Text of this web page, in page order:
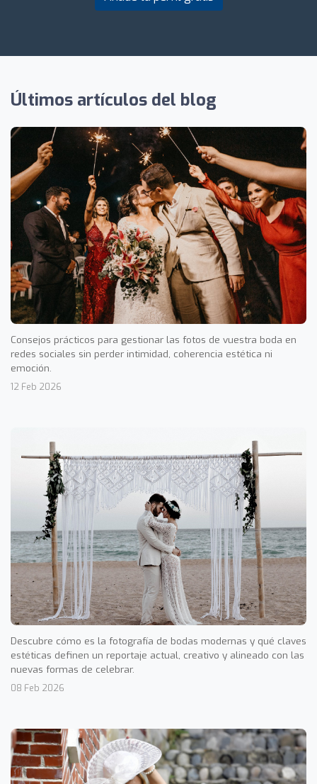
Últimos artículos del blog
Consejos prácticos para gestionar las fotos de vuestra boda en
redes sociales sin perder intimidad, coherencia estética ni
emoción.
12 Feb 2026
Descubre cómo es la fotografía de bodas modernas y qué claves
estéticas definen un reportaje actual, creativo y alineado con las
nuevas formas de celebrar.
08 Feb 2026